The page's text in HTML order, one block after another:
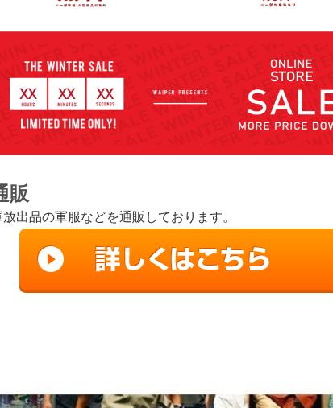
販
出品の軍服などを通販しております。